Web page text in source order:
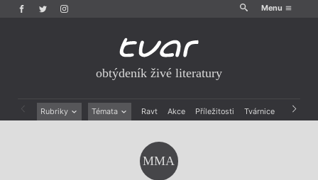
Menu
obtýdeník živé literatury
Rubriky Témata Ravt Akce Příležitosti Tvárnice Archiv
MMA